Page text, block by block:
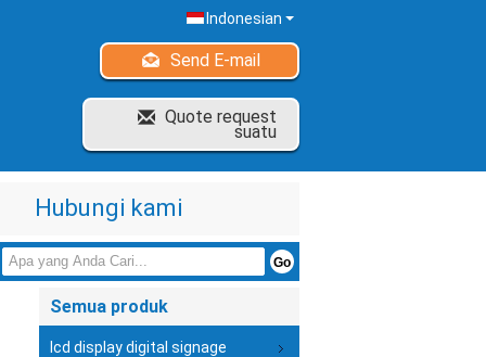
Indonesian
Send E-mail
Quote request
suatu
Hubungi kami
Semua produk
lcd display digital signage